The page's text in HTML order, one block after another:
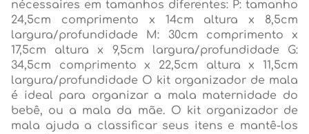
nécessaires em tamanhos diferentes: P: tamanho
24,5cm comprimento x 14cm altura x 8,5cm
largura/profundidade M: 30cm comprimento x
17,5cm altura x 9,5cm largura/profundidade G:
34,5cm comprimento x 22,5cm altura x 11,5cm
largura/profundidade O kit organizador de mala
é ideal para organizar a mala maternidade do
bebê, ou a mala da mãe. O kit organizador de
mala ajuda a classificar seus itens e mantê-los